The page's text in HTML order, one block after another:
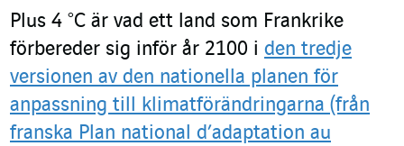
Plus 4 °C är vad ett land som Frankrike
förbereder sig inför år 2100 i den tredje
versionen av den nationella planen för
anpassning till klimatförändringarna (från
franska Plan national d’adaptation au